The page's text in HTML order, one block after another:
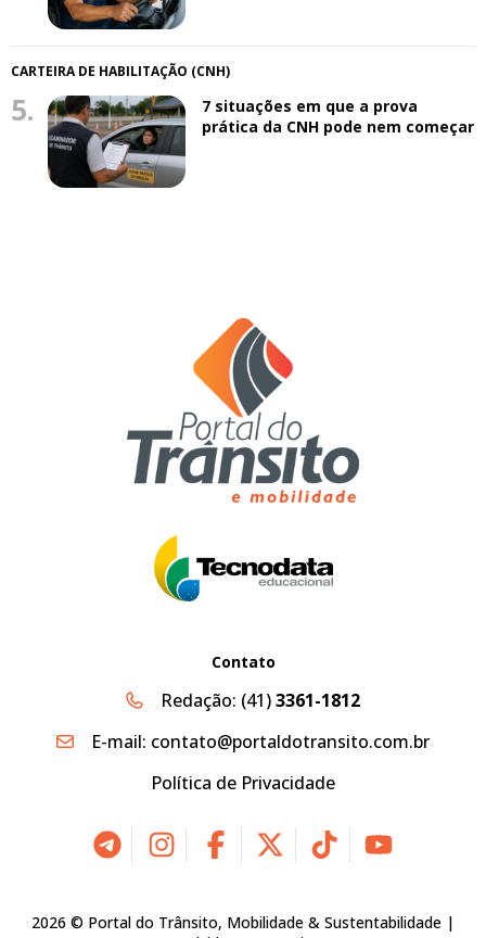
CARTEIRA DE HABILITAÇÃO (CNH)
5.
7 situações em que a prova
prática da CNH pode nem começar
Contato
Redação: (41)3361-1812
E-mail: contato@portaldotransito.com.br
Política de Privacidade
2026 © Portal do Trânsito, Mobilidade & Sustentabilidade |